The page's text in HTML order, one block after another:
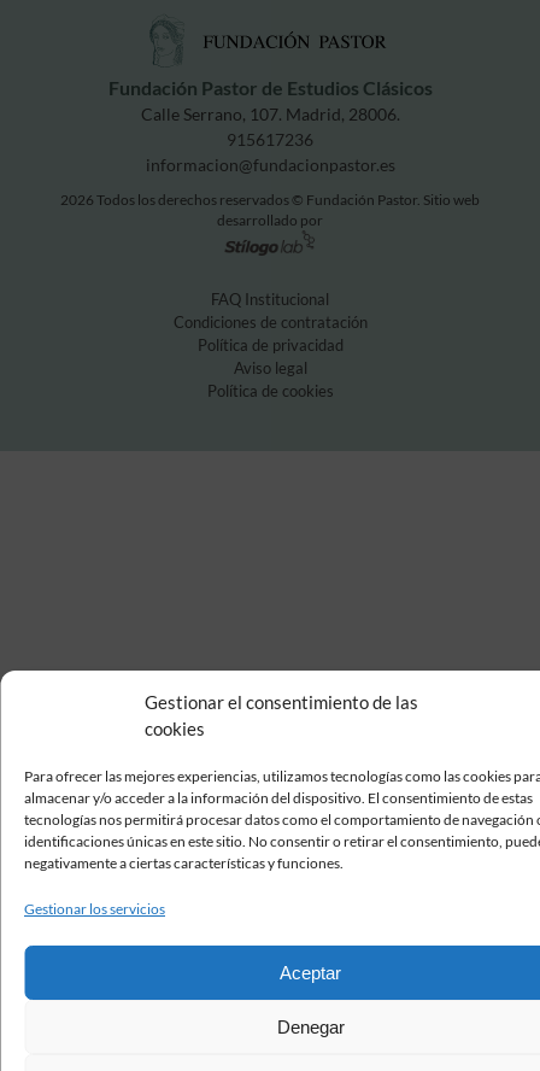
Gestionar el consentimiento de las
cookies
Para ofrecer las mejores experiencias, utilizamos tecnologías como las cookies
almacenar y/o acceder a la información del dispositivo. El consentimiento de estas
tecnologías nos permitirá procesar datos como el comportamiento de navegación
identificaciones únicas en este sitio. No consentir o retirar el consentimiento,
negativamente a ciertas características y funciones.
Gestionar los servicios
Aceptar
Denegar
Fundación Pastor de Estudios Clásicos
Calle Serrano, 107. Madrid, 28006.
915617236
informacion@fundacionpastor.es
2026 Todos los derechos reservados © Fundación Pastor. Sitio web
desarrollado por
FAQ Institucional
Condiciones de contratación
Política de privacidad
Aviso legal
Política de cookies